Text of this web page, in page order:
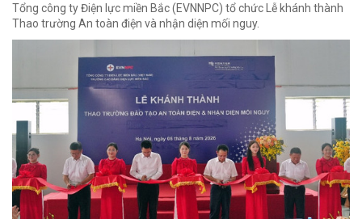
Tổng công ty Điện lực miền Bắc (EVNNPC) tổ chức Lễ khánh thành
Thao trường An toàn điện và nhận diện mối nguy.